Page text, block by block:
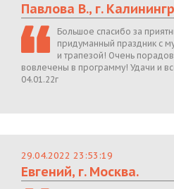
Павлова В., г.
Большое спасибо за
придуманный праздник с
и трапезой! Очень
вовлечены в программу! Удачи и
04.01.22г
29.04.2022 23:53:19
Евгений, г. Москва.